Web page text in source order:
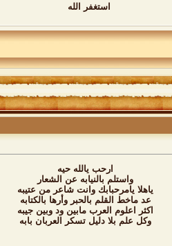
استغفر الله
ارحب يالله حيه
واستلم بالنيابه عن الشعار
ياهلا يامرحبابك وانت شاعر من عتيبه
عد ماخط القلم بالحبر وأرها بالكتابه
اكثر اعلوم العرب مابين ود وبين جيبه
وكل علم بلا دليل تسكر العربان بابه